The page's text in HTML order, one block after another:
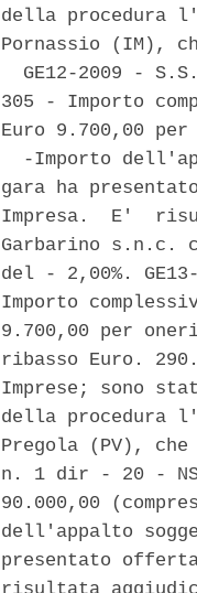
della procedura
Pornassio (IM),
GE12-2009 -
305 - Importo
Euro 9.700,00
-Importo
gara ha
Impresa.  E'
Garbarino s.n.c.
del - 2,00%.
Importo
9.700,00 per
ribasso Euro.
Imprese; sono
della procedura
Pregola (PV),
n. 1 dir - 20 -
90.000,00
dell'appalto
presentato